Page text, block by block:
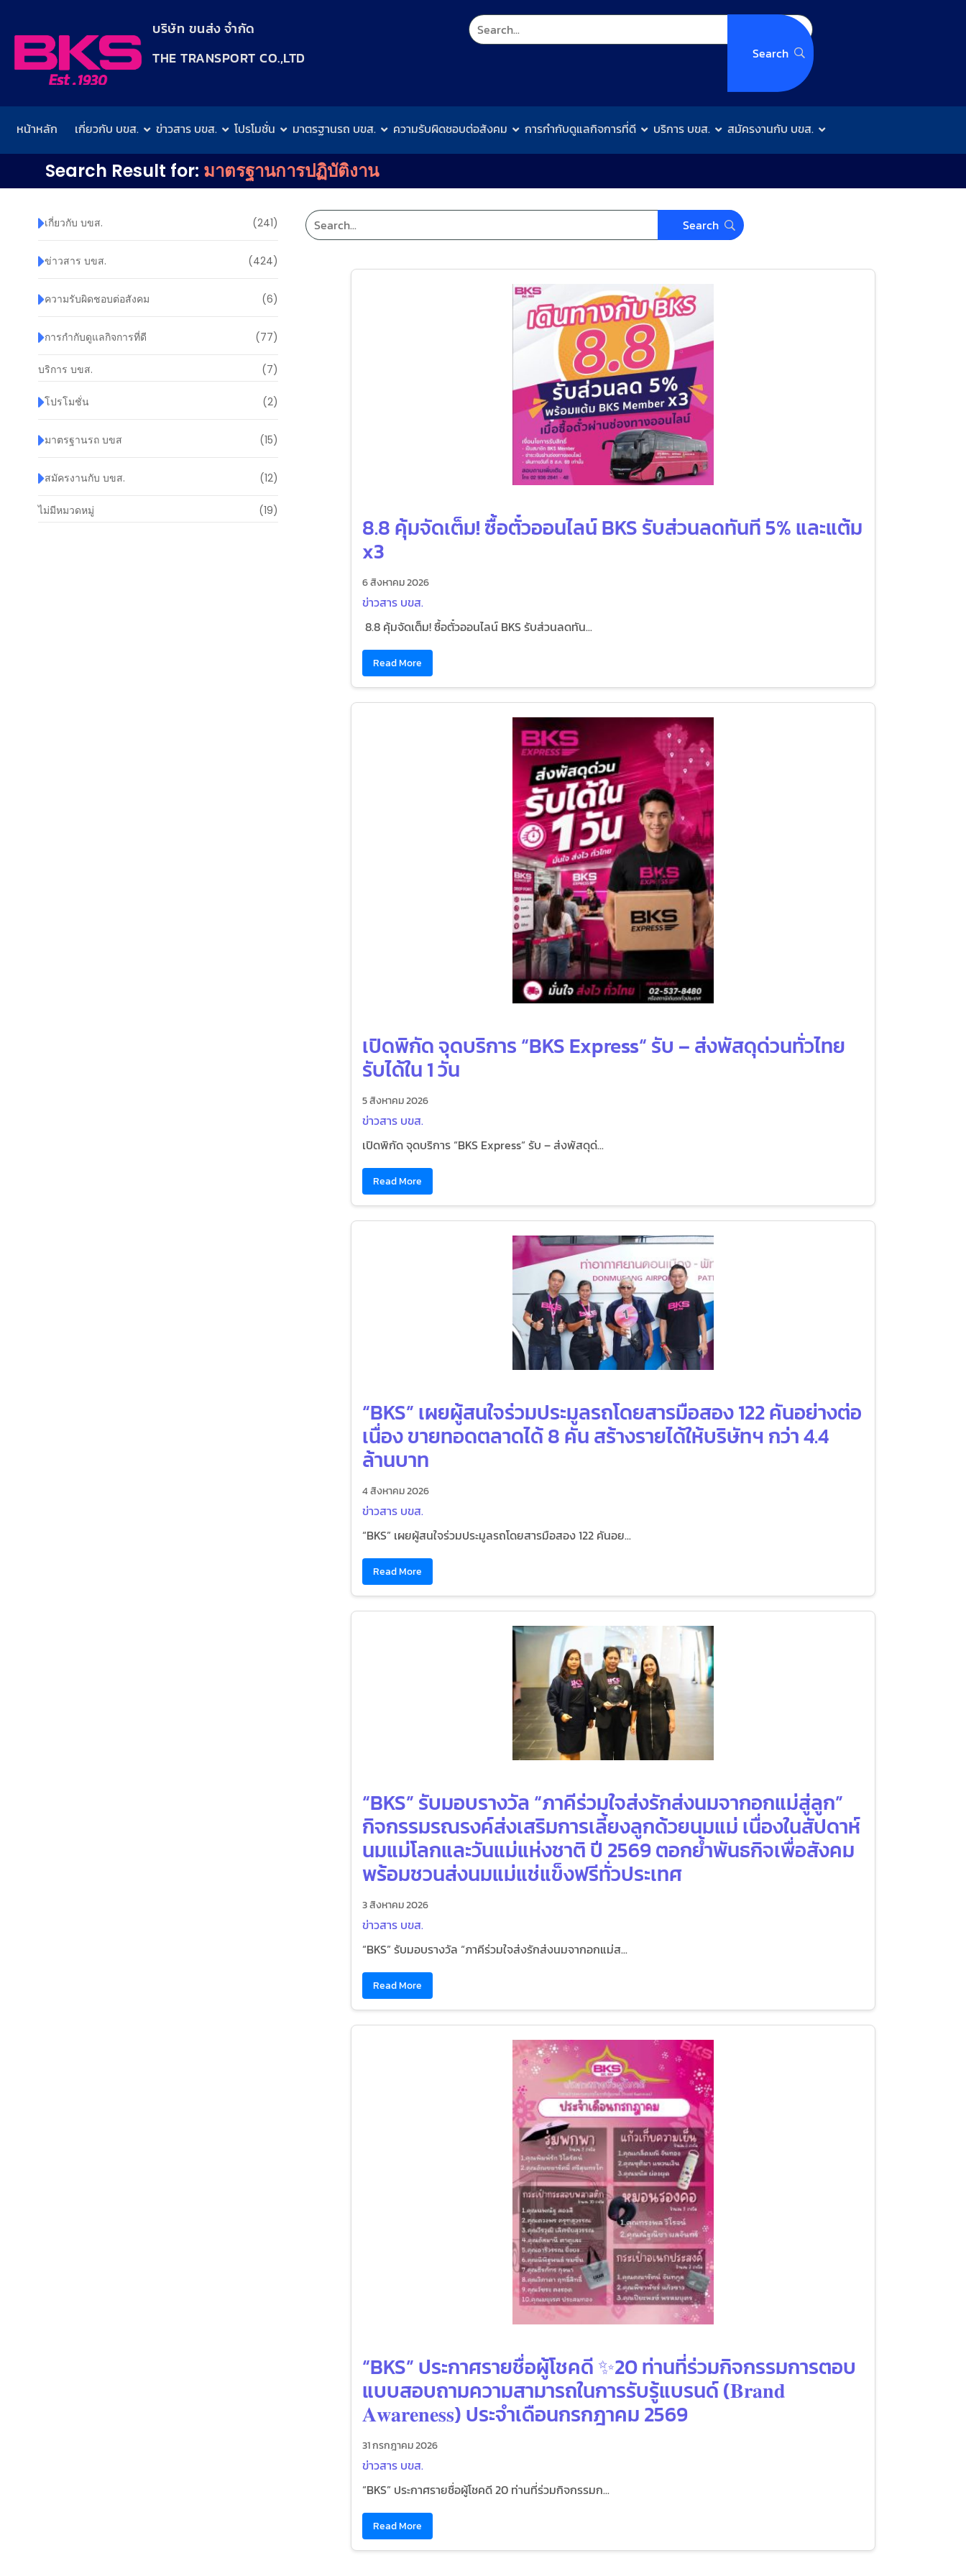
บริษัท ขนส่ง จำกัด
THE TRANSPORT CO.,LTD​
หน้าหลัก เกี่ยวกับ บขส. ข่าวสาร บขส. โปรโมชั่น มาตรฐานรถ บขส. ความรับผิดชอบต่อสังคม การกำกับดูแลกิจการที่ดี บริการ บขส. สมัครงานกับ บขส.
Search Result for: มาตรฐานการปฏิบัติงาน
เกี่ยวกับ บขส. (241)
ข่าวสาร บขส. (424)
ความรับผิดชอบต่อสังคม (6)
การกำกับดูแลกิจการที่ดี (77)
บริการ บขส. (7)
โปรโมชั่น (2)
มาตรฐานรถ บขส (15)
สมัครงานกับ บขส. (12)
ไม่มีหมวดหมู่ (19)
8.8 คุ้มจัดเต็ม! ซื้อตั๋วออนไลน์ BKS รับส่วนลดทันที 5% และแต้ม
x3
6 สิงหาคม 2026
ข่าวสาร บขส.
8.8 คุ้มจัดเต็ม! ซื้อตั๋วออนไลน์ BKS รับส่วนลดทัน...
Read More
เปิดพิกัด จุดบริการ “BKS Express“ รับ – ส่งพัสดุด่วนทั่วไทย
รับได้ใน 1 วัน
5 สิงหาคม 2026
ข่าวสาร บขส.
เปิดพิกัด จุดบริการ “BKS Express“ รับ – ส่งพัสดุด่...
Read More
“BKS” เผยผู้สนใจร่วมประมูลรถโดยสารมือสอง 122 คันอย่างต่อ
เนื่อง ขายทอดตลาดได้ 8 คัน สร้างรายได้ให้บริษัทฯ กว่า 4.4
ล้านบาท
4 สิงหาคม 2026
ข่าวสาร บขส.
“BKS” เผยผู้สนใจร่วมประมูลรถโดยสารมือสอง 122 คันอย...
Read More
“BKS” รับมอบรางวัล “ภาคีร่วมใจส่งรักส่งนมจากอกแม่สู่ลูก”
กิจกรรมรณรงค์ส่งเสริมการเลี้ยงลูกด้วยนมแม่ เนื่องในสัปดาห์
นมแม่โลกและวันแม่แห่งชาติ ปี 2569 ตอกย้ำพันธกิจเพื่อสังคม
พร้อมชวนส่งนมแม่แช่แข็งฟรีทั่วประเทศ
3 สิงหาคม 2026
ข่าวสาร บขส.
“BKS” รับมอบรางวัล “ภาคีร่วมใจส่งรักส่งนมจากอกแม่ส...
Read More
“BKS” ประกาศรายชื่อผู้โชคดี ✨20 ท่านที่ร่วมกิจกรรมการตอบ
แบบสอบถามความสามารถในการรับรู้แบรนด์ (𝐁𝐫𝐚𝐧𝐝
𝐀𝐰𝐚𝐫𝐞𝐧𝐞𝐬𝐬) ประจำเดือนกรกฎาคม 2569
31 กรกฎาคม 2026
ข่าวสาร บขส.
“BKS” ประกาศรายชื่อผู้โชคดี 20 ท่านที่ร่วมกิจกรรมก...
Read More